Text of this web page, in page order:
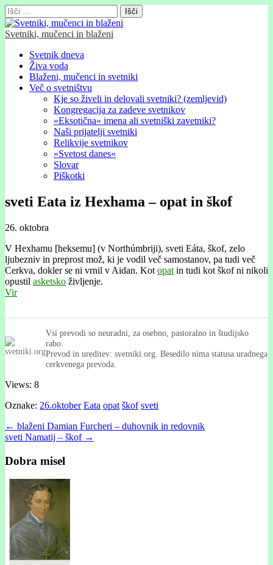
Išči:
Svetniki, mučenci in blaženi
Glavni
meni
Skip
content
Svetnik dneva
Živa voda
Blaženi, mučenci in svetniki
Več o svetništvu
Kje so živeli in delovali svetniki? (zemljevid)
Kongregacija za zadeve svetnikov
»Eksotična« imena ali svetniški zavetniki?
Naši prijatelji svetniki
Relikvije svetnikov
»Svetost danes«
Slovar
Piškotki
sveti Eata iz Hexhama – opat in škof
26. oktobra
V Hexhamu [heksemu] (v Northúmbriji), sveti Eáta, škof, zelo
ljubezniv in preprost mož, ki je vodil več samostanov, pa tudi več
Cerkva, dokler se ni vrnil v Aidan. Kot opat in tudi kot škof ni nikoli
opustil asketsko življenje.
Vir
Vsi prevodi so neuradni, za osebno, pastoralno in študijsko
rabo.
Prevod in ureditev: svetniki.org. Besedilo nima statusa uradnega
cerkvenega prevoda.
Views: 8
Oznake: 26.oktober Eata opat škof sveti
Post
navigation
← blaženi Damian Furcheri – duhovnik in redovnik
sveti Namatij – škof →
Dobra misel